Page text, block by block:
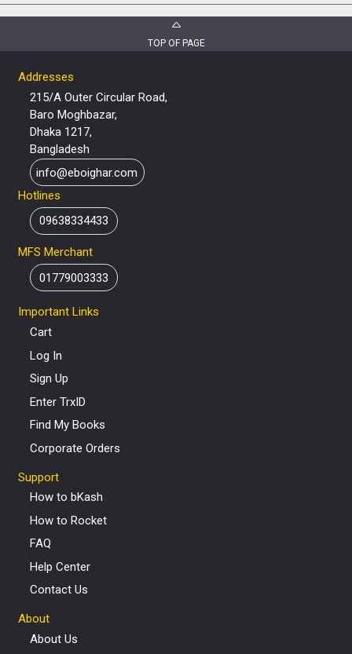
TOP OF PAGE
Addresses
215/A Outer Circular Road,
Baro Moghbazar,
Dhaka 1217,
Bangladesh
info@eboighar.com
Hotlines
09638334433
MFS Merchant
01779003333
Important Links
Cart
Log In
Sign Up
Enter TrxID
Find My Books
Corporate Orders
Support
How to bKash
How to Rocket
FAQ
Help Center
Contact Us
About
About Us